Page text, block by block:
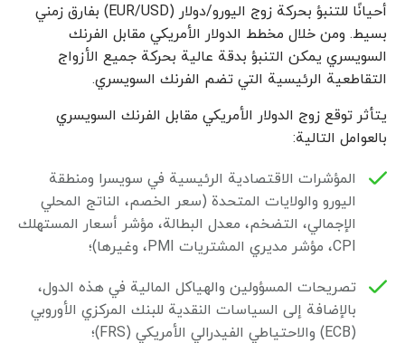
أحيانًا للتنبؤ بحركة زوج اليورو/دولار (EUR/USD) بفارق زمني
بسيط. ومن خلال مخطط الدولار الأمريكي مقابل الفرنك
السويسري يمكن التنبؤ بدقة عالية بحركة جميع الأزواج
التقاطعية الرئيسية التي تضم الفرنك السويسري.
يتأثر توقع زوج الدولار الأمريكي مقابل الفرنك السويسري
بالعوامل التالية:
المؤشرات الاقتصادية الرئيسية في سويسرا ومنطقة
اليورو والولايات المتحدة (سعر الخصم، الناتج المحلي
الإجمالي، التضخم، معدل البطالة، مؤشر أسعار المستهلك
CPI، مؤشر مديري المشتريات PMI، وغيرها)؛
تصريحات المسؤولين والهياكل المالية في هذه الدول،
بالإضافة إلى السياسات النقدية للبنك المركزي الأوروبي
(ECB) والاحتياطي الفيدرالي الأمريكي (FRS)؛